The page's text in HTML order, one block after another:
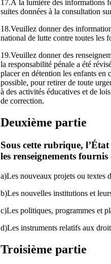
17.À la lumière des informations
suites données à la consultation
18.Veuillez donner des
national de lutte contre toutes les
19.Veuillez donner des
la responsabilité pénale a été
placer en détention les enfants en
possible, pour retirer de toute
à des activités éducatives et de
de correction.
Deuxième partie
Sous cette rubrique,
les renseignements
a)Les nouveaux projets ou textes
b)Les nouvelles institutions et
c)Les politiques, programmes et
d)Les instruments relatifs aux
Troisième partie